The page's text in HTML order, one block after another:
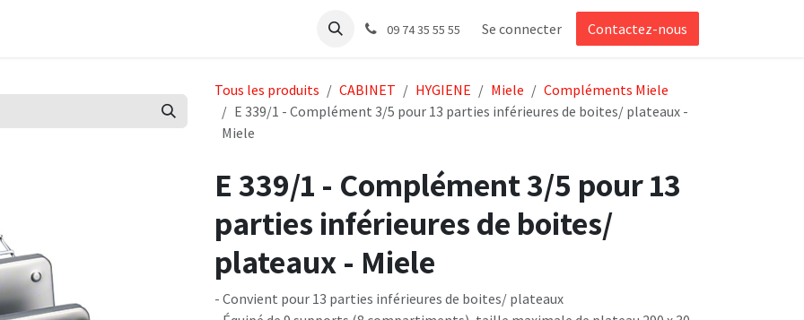
Support09 74 35 55 55 Se connecter Contactez-nous
Tous les produits CABINET HYGIENE Miele
Compléments Miele
E 339/1 - Complément 3/5 pour 13 parties inférieures de boites/ plateaux -
Miele
E 339/1 - Complément 3/5 pour 13
parties inférieures de boites/
plateaux - Miele
- Convient pour 13 parties inférieures de boites/ plateaux